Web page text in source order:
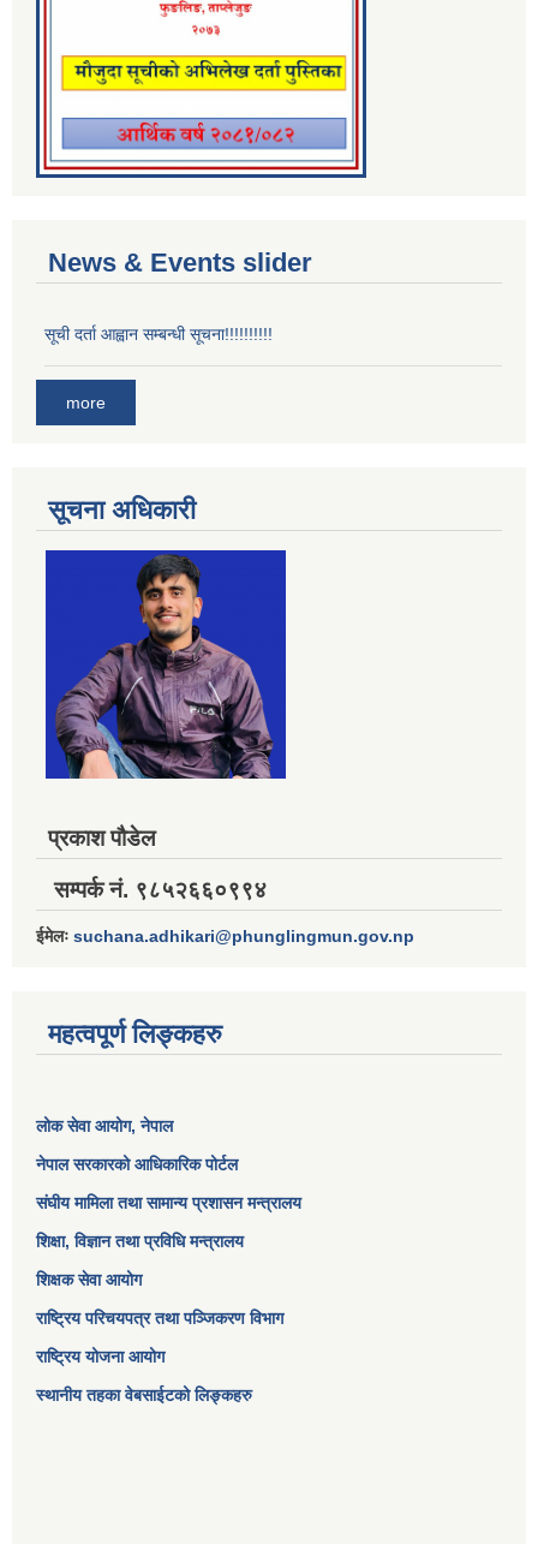
News & Events slider
सूची दर्ता आह्वान सम्बन्धी सूचना!!!!!!!!!!
more
सूचना अधिकारी
प्रकाश पौडेल
सम्पर्क नं. ९८५२६६०९९४
ईमेलः suchana.adhikari@phunglingmun.gov.np
महत्वपूर्ण लिङ्कहरु
लोक सेवा आयोग, नेपाल
नेपाल सरकारको आधिकारिक पोर्टल
संघीय मामिला तथा सामान्य प्रशासन मन्त्रालय
शिक्षा, विज्ञान तथा प्रविधि मन्त्रालय
शिक्षक सेवा आयोग
राष्ट्रिय परिचयपत्र तथा पञ्जिकरण विभाग
राष्ट्रिय योजना आयोग
स्थानीय तहका वेबसाईटको लिङ्कहरु